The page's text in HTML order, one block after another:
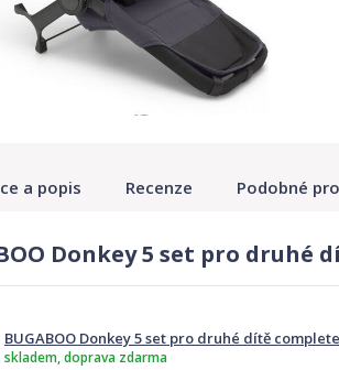
a popis Recenze Podobné
Donkey 5 set pro
BUGABOO Donkey 5 set pro druhé dítě
skladem, doprava zdarma